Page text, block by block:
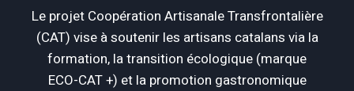
Le projet Coopération Artisanale Transfrontalière
(CAT) vise à soutenir les artisans catalans via la
formation, la transition écologique (marque
ECO-CAT +) et la promotion gastronomique